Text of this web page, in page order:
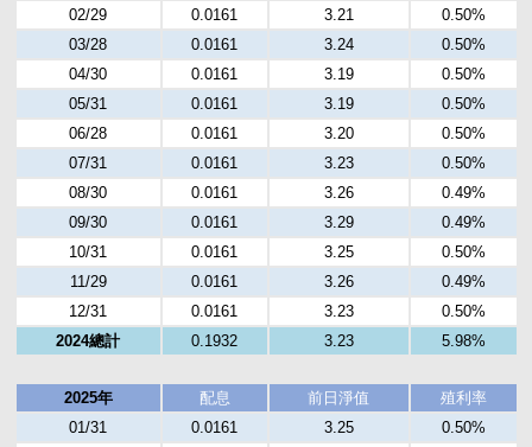
02/29
0.0161 3.21
0.50%
03/28
0.0161 3.24
0.50%
04/30
0.0161 3.19
0.50%
05/31
0.0161 3.19
0.50%
06/28
0.0161 3.20
0.50%
07/31
0.0161 3.23
0.50%
08/30
0.0161 3.26
0.49%
09/30
0.0161 3.29
0.49%
10/31
0.0161 3.25
0.50%
11/29
0.0161 3.26
0.49%
12/31
0.0161 3.23
0.50%
2024總計
0.1932 3.23 5.98%
2025年 配息 前日淨值
殖利率
01/31
0.0161 3.25
0.50%